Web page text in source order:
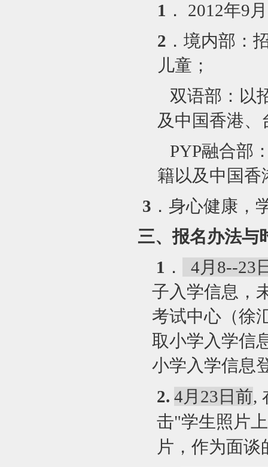
1 ． 2012年9
2 ．境内部：
儿童；
双语部：以
及中国香港
PYP融合部
籍以及中国香
3 ．身心健康，
三、报名办法与
1 ．
4月8--23
子入学信息，
考试中心（徐
取小学入学信
小学入学信息
2. 4 月23日前,
击"学生照片
片，作为面